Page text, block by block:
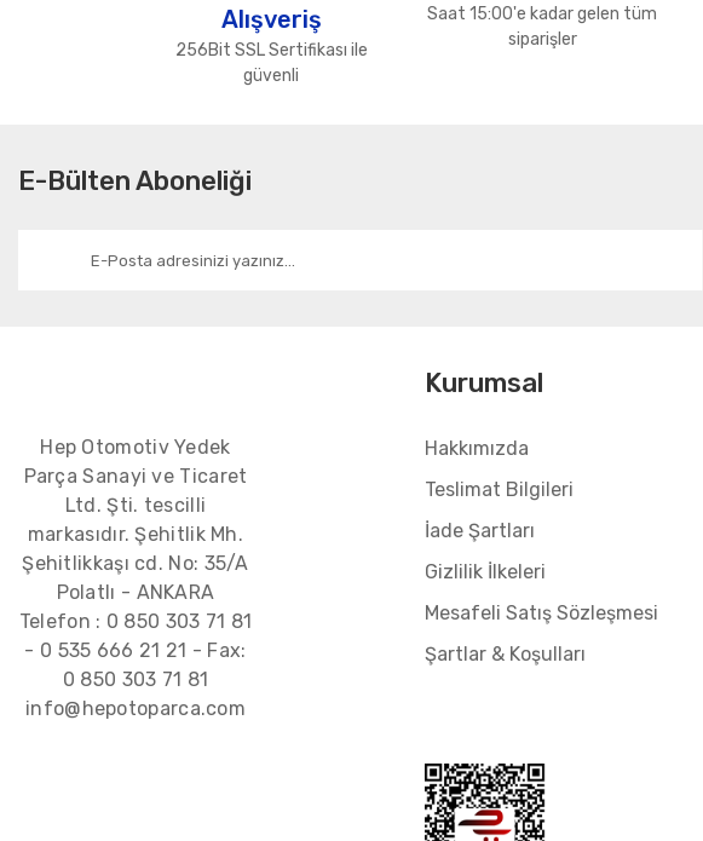
Ürün fiyatı diğer sitelerden daha pahalı.
Bu ürüne benzer farklı alternatifler olmalı.
Alışveriş
256Bit SSL Sertifikası ile
güvenli
Saat 15:00'e kadar gelen tüm
siparişler
E-Bülten Aboneliği
Hep Otomotiv Yedek
Parça Sanayi ve Ticaret
Ltd. Şti. tescilli
markasıdır. Şehitlik Mh.
Şehitlikkaşı cd. No: 35/A
Polatlı - ANKARA
Telefon : 0 850 303 71 81
- 0 535 666 21 21 - Fax:
0 850 303 71 81
info@hepotoparca.com
Kurumsal
Hakkımızda
Teslimat Bilgileri
İade Şartları
Gizlilik İlkeleri
Mesafeli Satış Sözleşmesi
Şartlar & Koşulları